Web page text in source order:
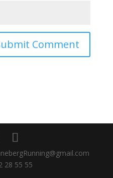
28 55 55